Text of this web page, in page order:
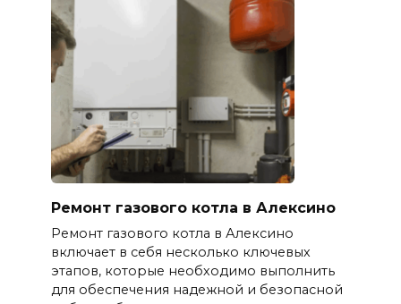
Ремонт газового котла в Алексино
Ремонт газового котла в Алексино
включает в себя несколько ключевых
этапов, которые необходимо выполнить
для обеспечения надежной и безопасной